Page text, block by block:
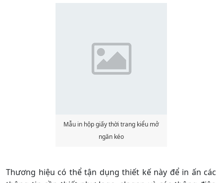
Mẫu in hộp giấy thời trang kiểu mở
ngăn kéo
Thương hiệu có thể tận dụng thiết kế này để in ấn các